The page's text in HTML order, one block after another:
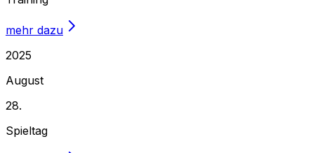
mehr dazu
2025
August
28.
Spieltag